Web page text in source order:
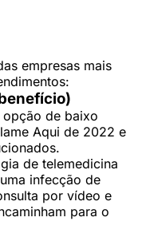
empresas mais
de baixo
Aqui de 2022 e
de telemedicina
infecção de
por vídeo e
para o